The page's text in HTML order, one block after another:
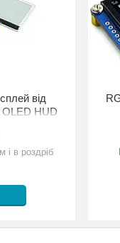
від
OLED HUD
і в роздріб